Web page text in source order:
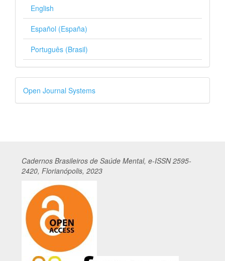
English
Español (España)
Português (Brasil)
Desenvolvido
por
Open Journal Systems
Cadernos Brasileiros de Saúde Mental, e-ISSN 2595-
2420, Florianópolis, 2023